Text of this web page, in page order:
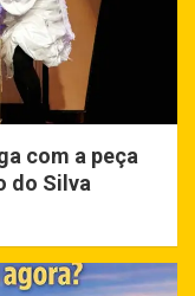
com a peça
do Silva